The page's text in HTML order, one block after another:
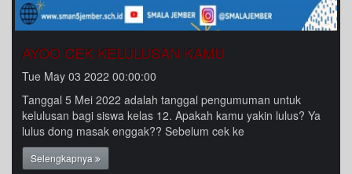
AYOO CEK KELULUSAN KAMU
Tue May 03 2022 00:00:00
Tanggal 5 Mei 2022 adalah tanggal pengumuman untuk
kelulusan bagi siswa kelas 12. Apakah kamu yakin lulus? Ya
lulus dong masak enggak?? Sebelum cek ke
Selengkapnya